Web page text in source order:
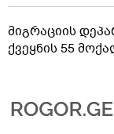
მიგრაციის
ქვეყნის 55